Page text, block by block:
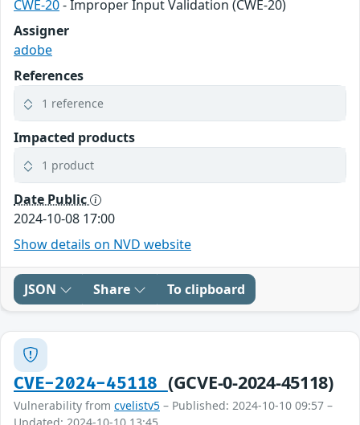
CWE-20- Improper Input Validation (CWE-20)
Assigner
adobe
References
1 reference
Impacted products
1 product
Date Public
2024-10-08 17:00
Show details on NVD website
JSON Share To clipboard
CVE-2024-45118 (GCVE-0-2024-45118)
Vulnerability from cvelistv5 – Published: 2024-10-10 09:57 –
Updated: 2024-10-10 13:45